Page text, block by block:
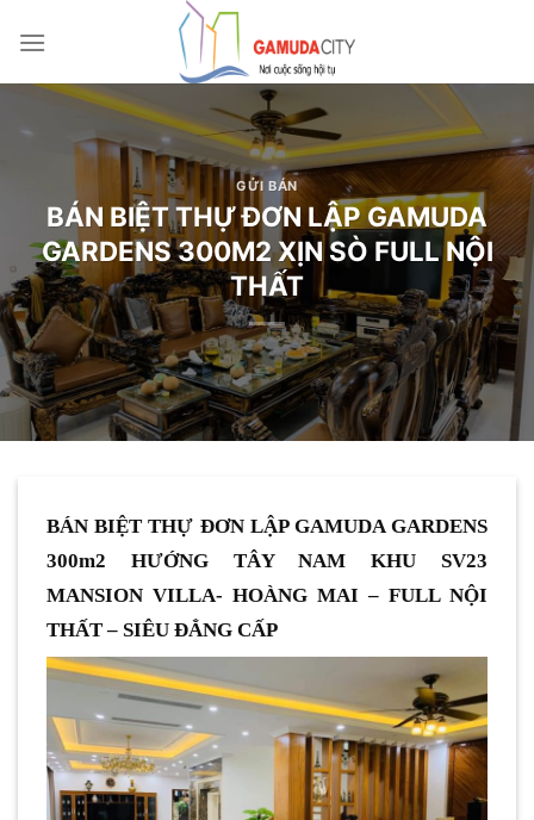
qua
GỬI BÁN
BÁN BIỆT THỰ ĐƠN LẬP GAMUDA
GARDENS 300M2 XỊN SÒ FULL NỘI
THẤT
BÁN BIỆT THỰ ĐƠN LẬP GAMUDA GARDENS
300m2 HƯỚNG TÂY NAM KHU SV23
MANSION VILLA- HOÀNG MAI – FULL NỘI
THẤT – SIÊU ĐẲNG CẤP